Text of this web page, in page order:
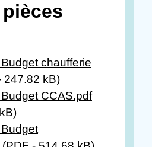
chaufferie
247.82 kB)
CCAS.pdf